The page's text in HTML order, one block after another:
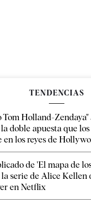
TENDENCIAS
Tom Holland-Zendaya"
doble apuesta que los
en los reyes de
de 'El mapa de
la serie de Alice Kellen
en Netflix